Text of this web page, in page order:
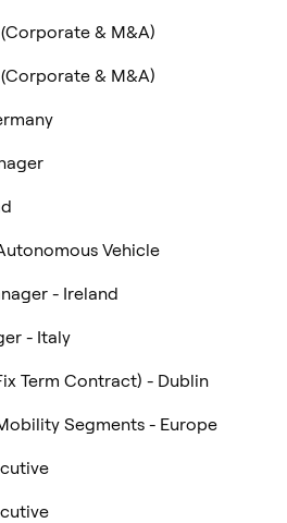
& M&A)
& M&A)
Vehicle
- Ireland
- Italy
Term Contract) - Dublin
Segments - Europe